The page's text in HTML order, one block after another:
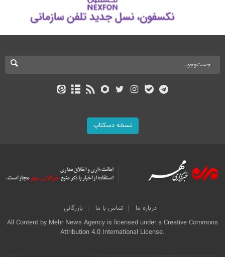
نسخه دسکتاپ
درباره ما تماس با ما
بازرگانی
All Content by Mehr News Agency is licensed under a Creative Commons
Attribution 4.0 International License.